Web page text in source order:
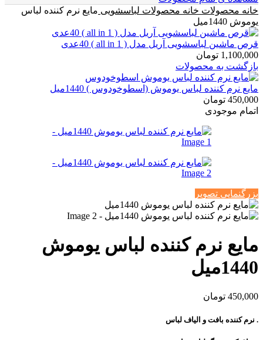
خانه محصولات خانه محصولات لباسشویی مایع نرم کننده لباس
یوموش 1440میل
قرص ماشین لباسشویی آریل مدل ( all in 1 ) 40عدی
1,100,000 تومان
بازگشت به محصولات
مایع نرم کننده لباس یوموش (اسطوخودوس ) 1440میل
450,000 تومان
اتمام موجودی
بزرگنمایی تصویر
مایع نرم کننده لباس یوموش
1440میل
450,000 تومان
. نرم کننده بافت و الیاف لباس